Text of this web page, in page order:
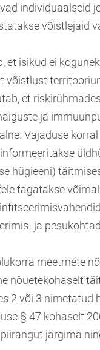
individuaalseid
võistlejaid
et isikud ei
võistlust
et
ja
Vajaduse
hügieeni)
tagatakse
ja
meetmete
nõuetekohaselt
2 või 3 nimetatud
§ 47 kohaselt
järgima